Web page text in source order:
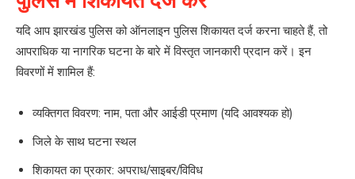
यदि आप झारखंड पुलिस को ऑनलाइन पुलिस शिकायत दर्ज करना चाहते हैं, तो
आपराधिक या नागरिक घटना के बारे में विस्तृत जानकारी प्रदान करें। इन
विवरणों में शामिल हैं:
व्यक्तिगत विवरण: नाम, पता और आईडी प्रमाण (यदि आवश्यक हो)
जिले के साथ घटना स्थल
शिकायत का प्रकार: अपराध/साइबर/विविध